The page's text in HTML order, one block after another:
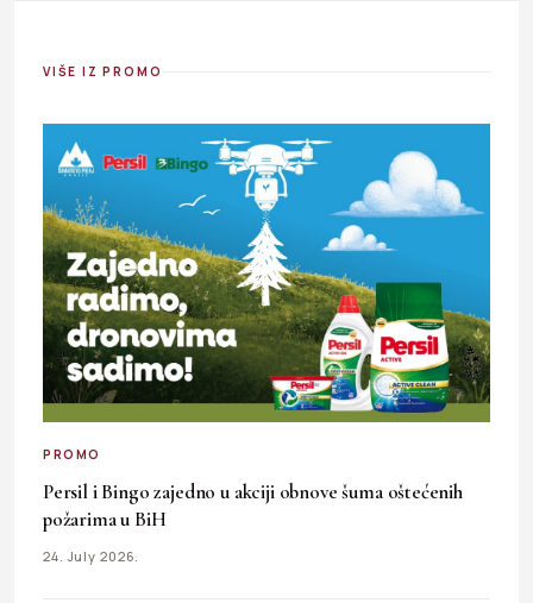
VIŠE IZ PROMO
PROMO
Persil i Bingo zajedno u akciji obnove šuma oštećenih
požarima u BiH
24. July 2026.